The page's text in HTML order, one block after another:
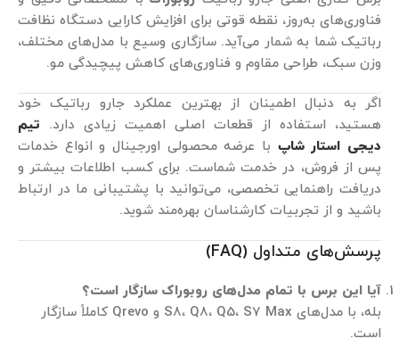
فناوری‌های به‌روز، نقطه قوتی برای افزایش کارایی دستگاه نظافت
رباتیک شما به شمار می‌آید. سازگاری وسیع با مدل‌های مختلف،
وزن سبک، طراحی مقاوم و فناوری‌های کاهش پیچیدگی مو.
اگر به دنبال اطمینان از بهترین عملکرد جارو رباتیک خود
هستید، استفاده از قطعات اصلی اهمیت زیادی دارد. تیم
دیجی استار شاپ با عرضه محصولی اورجینال و انواع خدمات
پس از فروش، در خدمت شماست. برای کسب اطلاعات بیشتر و
دریافت راهنمایی تخصصی، می‌توانید با پشتیبانی ما در ارتباط
باشید و از تجربیات کارشناسان بهره‌مند شوید.
پرسش‌های متداول (FAQ)
آیا این برس با تمام مدل‌های روبوراک سازگار است؟
بله، با مدل‌های S8، Q8، Q5، S7 Max و Qrevo کاملاً سازگار
است.